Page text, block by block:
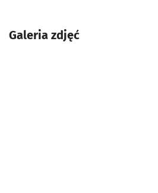
Galeria zdjęć